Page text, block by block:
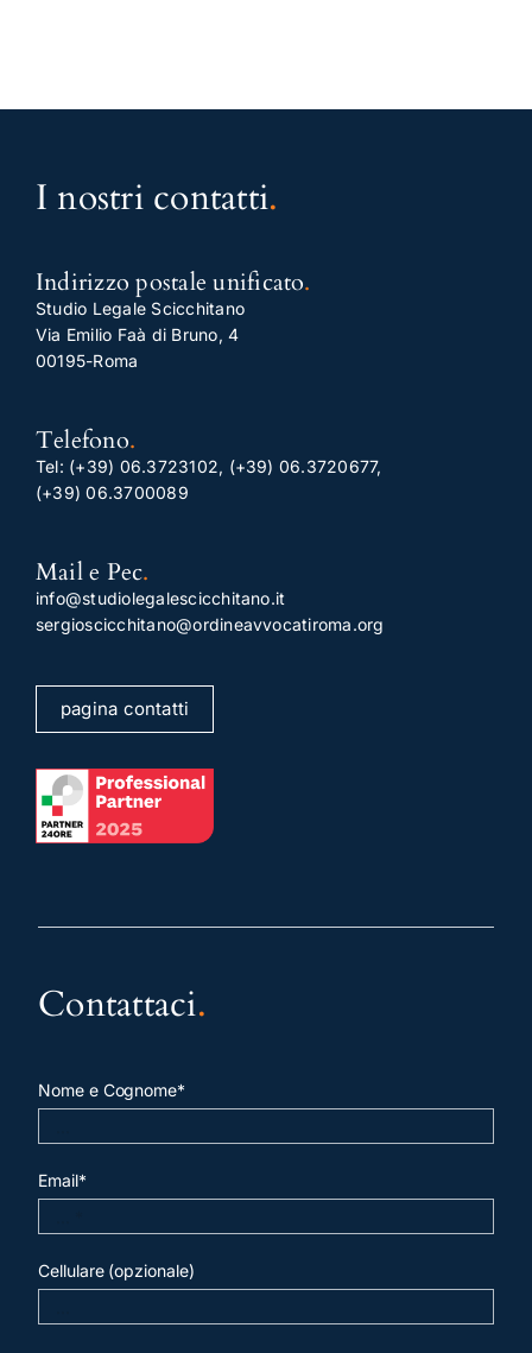
I nostri contatti.
Indirizzo postale unificato.
Studio Legale Scicchitano
Via Emilio Faà di Bruno, 4
00195-Roma
Telefono.
Tel: (+39) 06.3723102, (+39) 06.3720677,
(+39) 06.3700089
Mail e Pec.
info@studiolegalescicchitano.it
sergioscicchitano@ordineavvocatiroma.org
pagina contatti
Contattaci.
Nome e Cognome*
Email*
Cellulare (opzionale)